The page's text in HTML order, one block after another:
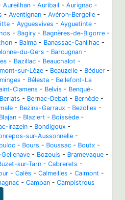
Aureilhan - Auribail - Aurignac -
- Aventignan - Avéron-Bergelle -
- Ayguesvives - Ayguetinte -
- Bagiry - Bagnères-de-Bigorre -
- Balma - Banassac-Canilhac -
du-Gers - Barcugnan -
- Bazillac - Beauchalot -
sur-Lèze - Beauzelle - Béduer -
- Bélesta - Bellefont-La
Clamens - Belvis - Benqué-
Berlats - Bernac-Debat - Bernède -
- Bezins-Garraux - Bezolles -
Blajan - Blaziert - Boissède -
Irazein - Bondigoux -
sur-Aussonnelle -
- Bours - Boussac - Boutx -
- Bozouls - Bramevaque -
sur-Tarn - Cabrerets -
- Calès - Calmeilles - Calmont -
- Campan - Campistrous